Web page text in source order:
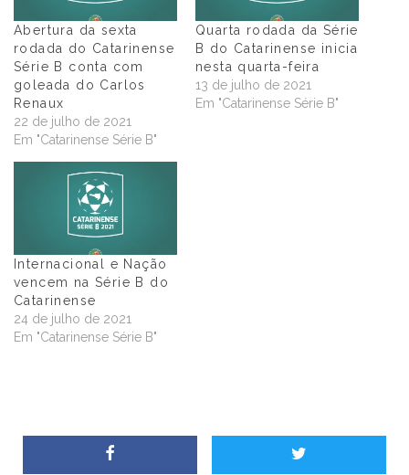
Abertura da sexta
rodada do Catarinense
Série B conta com
goleada do Carlos
Renaux
22 de julho de 2021
Em "Catarinense Série B"
Quarta rodada da Série
B do Catarinense inicia
nesta quarta-feira
13 de julho de 2021
Em "Catarinense Série B"
Internacional e Nação
vencem na Série B do
Catarinense
24 de julho de 2021
Em "Catarinense Série B"